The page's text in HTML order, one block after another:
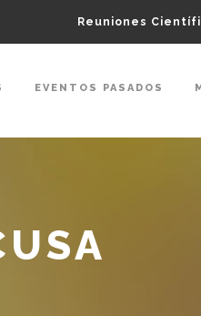
Reuniones
EVENTOS PASADOS